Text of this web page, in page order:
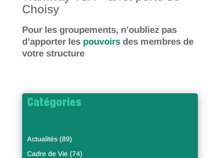
Choisy
Pour les groupements, n’oubliez pas
d’apporterles pouvoirsdes membres de
votre structure
Catégories
Actualités(89)
Cadre de Vie(74)